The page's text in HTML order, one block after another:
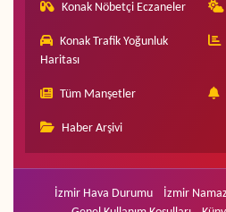
Konak Nöbetçi Eczaneler
Konak Trafik Yoğunluk
Haritası
Tüm Manşetler
Haber Arşivi
İzmir Hava Durumu İzmir